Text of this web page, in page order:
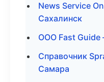
News Service
Сахалинск
ООО Fast Guide
Справочник
Самара